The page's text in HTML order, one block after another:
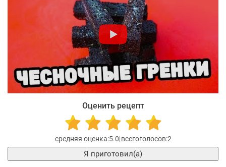
Оценить рецепт
5.0 2
Я приготовил(а)